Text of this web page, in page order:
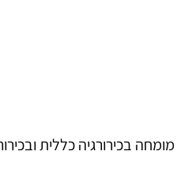
מומחה בכירורגיה כללית